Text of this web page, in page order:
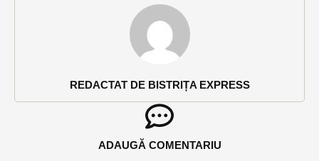
REDACTAT DE BISTRIȚA EXPRESS
ADAUGĂ COMENTARIU